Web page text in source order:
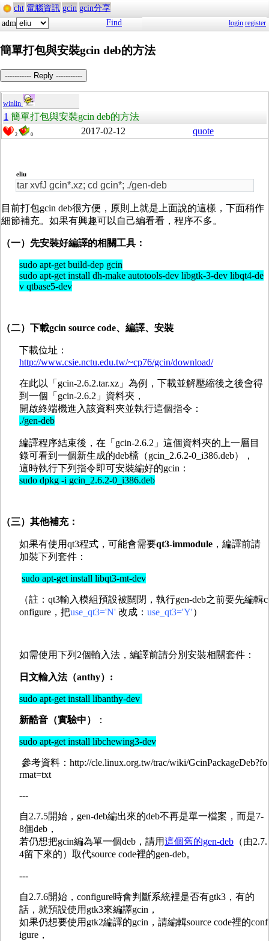
cht 電腦資訊 gcin gcin分享
adm
Find login register
簡單打包與安裝gcin deb的方法
----------- Reply -----------
winlin
1 簡單打包與安裝gcin deb的方法
2 0 2017-02-12 quote
eliu
tar xvfJ gcin*.xz; cd gcin*; ./gen-deb
目前打包gcin deb很方便，原則上就是上面說的這樣，下面稍作
細節補充。如果有興趣可以自己編看看，程序不多。
（一）先安裝好編譯的相關工具：
sudo apt-get build-dep gcin
sudo apt-get install dh-make autotools-dev libgtk-3-dev libqt4-de
v qtbase5-dev
（二）下載gcin source code、編譯、安裝
下載位址：
http://www.csie.nctu.edu.tw/~cp76/gcin/download/
在此以「gcin-2.6.2.tar.xz」為例，下載並解壓縮後之後會得
到一個「gcin-2.6.2」資料夾，
開啟終端機進入該資料夾並執行這個指令：
./gen-deb
編譯程序結束後，在「gcin-2.6.2」這個資料夾的上一層目
錄可看到一個新生成的deb檔（gcin_2.6.2-0_i386.deb），
這時執行下列指令即可安裝編好的gcin：
sudo dpkg -i gcin_2.6.2-0_i386.deb
（三）其他補充：
如果有使用qt3程式，可能會需要qt3-immodule ，編譯前請
加裝下列套件：
sudo apt-get install libqt3-mt-dev
（註：qt3輸入模組預設被關閉，執行gen-deb之前要先編輯c
onfigure，把use_qt3='N' 改成： use_qt3='Y'）
如需使用下列2個輸入法，編譯前請分別安裝相關套件：
日文輸入法（anthy）:
sudo apt-get install libanthy-dev
新酷音（實驗中） ：
sudo apt-get install libchewing3-dev
參考資料：http://cle.linux.org.tw/trac/wiki/GcinPackageDeb?fo
rmat=txt
---
自2.7.5開始，gen-deb編出來的deb不再是單一檔案，而是7-
8個deb，
若仍想把gcin編為單一個deb，請用這個舊的gen-deb （由2.7.
4留下來的）取代source code裡的gen-deb。
---
自2.7.6開始，configure時會判斷系統裡是否有gtk3，有的
話，就預設使用gtk3來編譯gcin，
如果仍想要使用gtk2編譯的gcin，請編輯source code裡的conf
igure，